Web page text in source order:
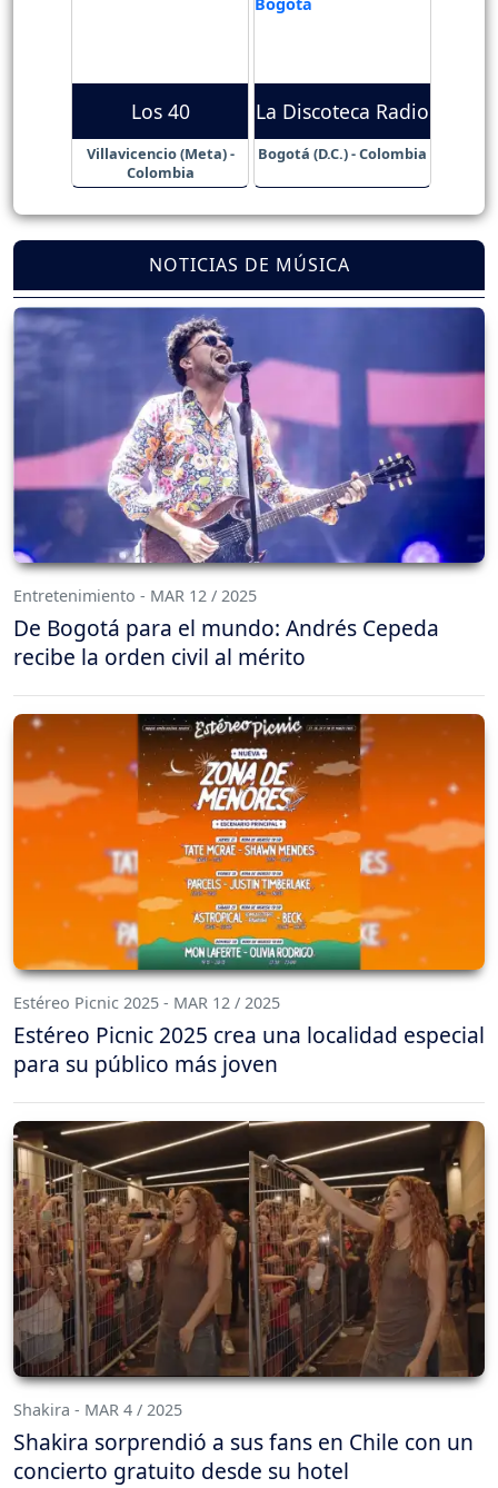
Los 40
Villavicencio (Meta) -
Colombia
La Discoteca Radio
Bogotá (D.C.) - Colombia
NOTICIAS DE MÚSICA
Entretenimiento - MAR 12 / 2025
De Bogotá para el mundo: Andrés Cepeda
recibe la orden civil al mérito
Estéreo Picnic 2025 - MAR 12 / 2025
Estéreo Picnic 2025 crea una localidad especial
para su público más joven
Shakira - MAR 4 / 2025
Shakira sorprendió a sus fans en Chile con un
concierto gratuito desde su hotel